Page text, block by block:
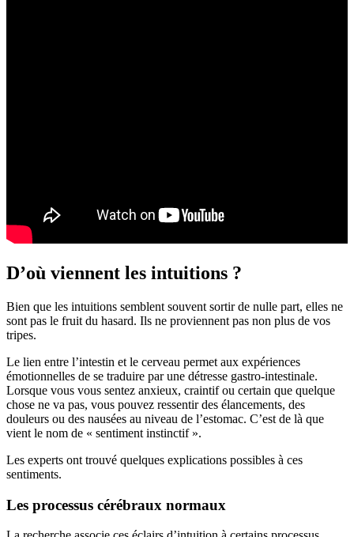
D’où viennent les intuitions ?
Bien que les intuitions semblent souvent sortir de nulle part, elles ne
sont pas le fruit du hasard. Ils ne proviennent pas non plus de vos
tripes.
Le lien entre l’intestin et le cerveau permet aux expériences
émotionnelles de se traduire par une détresse gastro-intestinale.
Lorsque vous vous sentez anxieux, craintif ou certain que quelque
chose ne va pas, vous pouvez ressentir des élancements, des
douleurs ou des nausées au niveau de l’estomac. C’est de là que
vient le nom de « sentiment instinctif ».
Les experts ont trouvé quelques explications possibles à ces
sentiments.
Les processus cérébraux normaux